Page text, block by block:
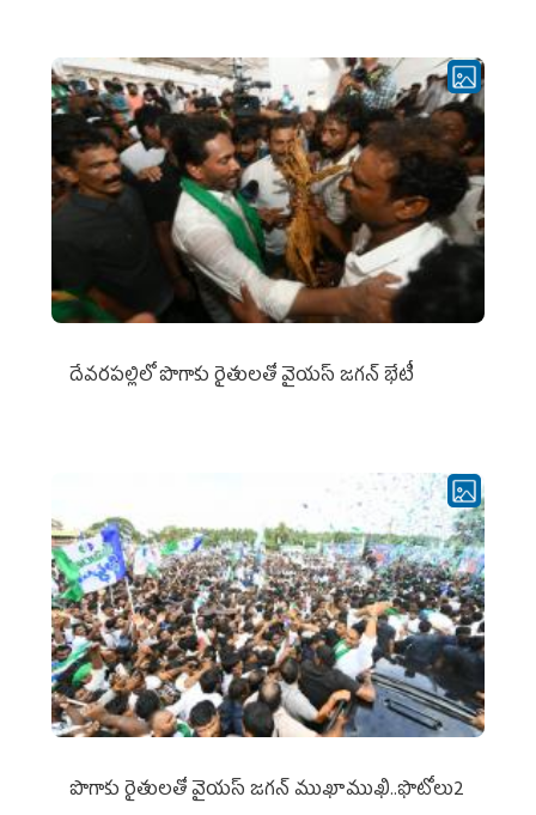
దేవరపల్లిలో పొగాకు రైతులతో వైయస్ జగన్ భేటీ
పొగాకు రైతుల‌తో వైయ‌స్ జ‌గ‌న్ ముఖాముఖి..ఫొటోలు2